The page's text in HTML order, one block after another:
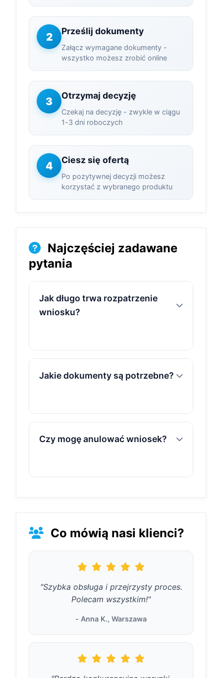
2 Prześlij dokumenty
Załącz wymagane dokumenty -
wszystko możesz zrobić online
3 Otrzymaj decyzję
Czekaj na decyzję - zwykle w ciągu
1-3 dni roboczych
4 Ciesz się ofertą
Po pozytywnej decyzji możesz
korzystać z wybranego produktu
Najczęściej zadawane
pytania
Jak długo trwa rozpatrzenie
wniosku?
Większość wniosków jest
rozpatrywana w ciągu 1-3 dni
roboczych. W przypadku
być wydana nawet w kilka
Jakie dokumenty są potrzebne?
Podstawowe dokumenty to
dowód osobisty i
zaświadczenie o dochodach.
Czy mogę anulować wniosek?
usługi w celu anulowania.
Co mówią nasi klienci?
"Szybka obsługa i przejrzysty proces.
Polecam wszystkim!"
- Anna K., Warszawa